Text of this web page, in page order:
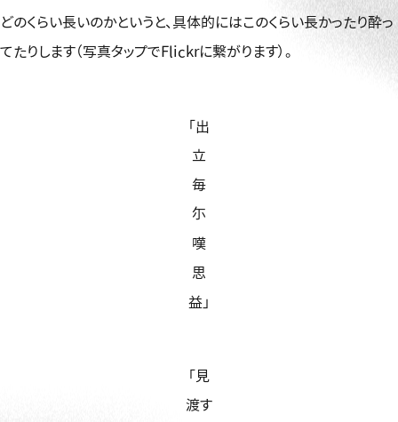
どのくらい長いのかというと、具体的にはこのくらい長かったり酔っ
てたりします（写真タップでFlickrに繋がります）。
「出
立
毎
尓
嘆
思
益」
「見
渡す